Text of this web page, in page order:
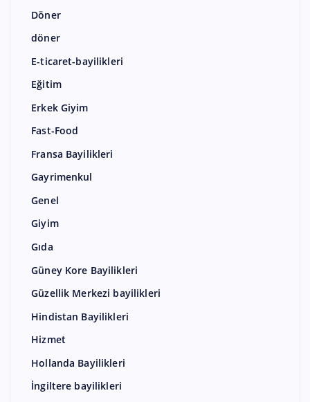
Döner
döner
E-ticaret-bayilikleri
Eğitim
Erkek Giyim
Fast-Food
Fransa Bayilikleri
Gayrimenkul
Genel
Giyim
Gıda
Güney Kore Bayilikleri
Güzellik Merkezi bayilikleri
Hindistan Bayilikleri
Hizmet
Hollanda Bayilikleri
İngiltere bayilikleri